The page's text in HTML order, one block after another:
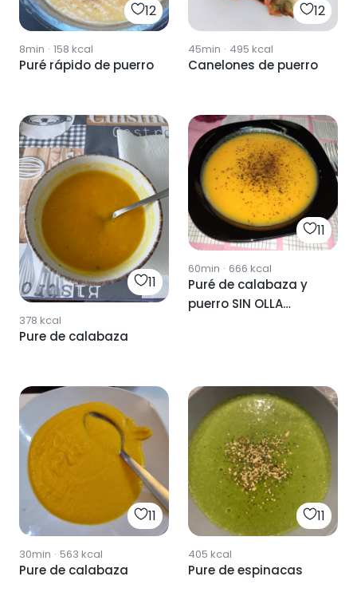
12
8min · 158 kcal
Puré rápido de puerro
12
45min · 495 kcal
Canelones de puerro
11
378 kcal
Pure de calabaza
11
60min · 666 kcal
Puré de calabaza y
puerro SIN OLLA
11
30min · 563 kcal
Pure de calabaza
11
405 kcal
Pure de espinacas